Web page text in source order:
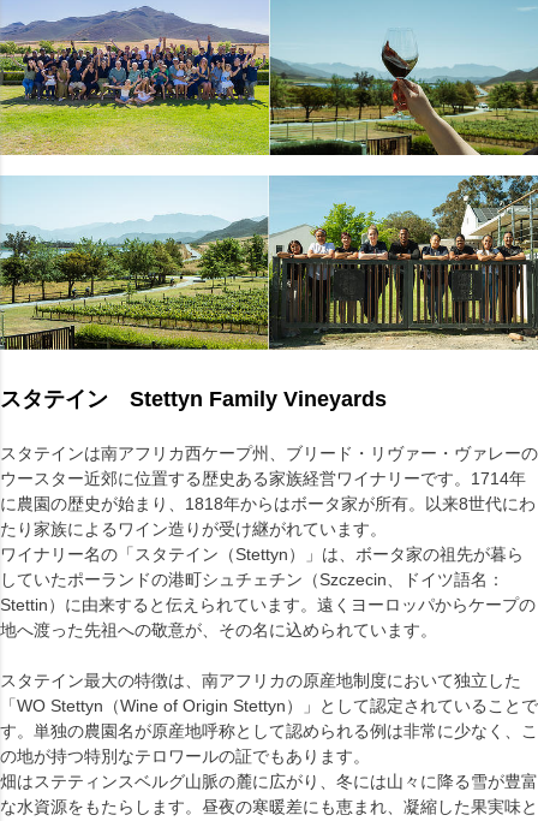
スタテイン Stettyn Family Vineyards
スタテインは南アフリカ西ケープ州、ブリード・リヴァー・ヴァレーの
ウースター近郊に位置する歴史ある家族経営ワイナリーです。1714年
に農園の歴史が始まり、1818年からはボータ家が所有。以来8世代にわ
たり家族によるワイン造りが受け継がれています。
ワイナリー名の「スタテイン（Stettyn）」は、ボータ家の祖先が暮ら
していたポーランドの港町シュチェチン（Szczecin、ドイツ語名：
Stettin）に由来すると伝えられています。遠くヨーロッパからケープの
地へ渡った先祖への敬意が、その名に込められています。
スタテイン最大の特徴は、南アフリカの原産地制度において独立した
「WO Stettyn（Wine of Origin Stettyn）」として認定されていることで
す。単独の農園名が原産地呼称として認められる例は非常に少なく、こ
の地が持つ特別なテロワールの証でもあります。
畑はステティンスベルグ山脈の麓に広がり、冬には山々に降る雪が豊富
な水資源をもたらします。昼夜の寒暖差にも恵まれ、凝縮した果実味と